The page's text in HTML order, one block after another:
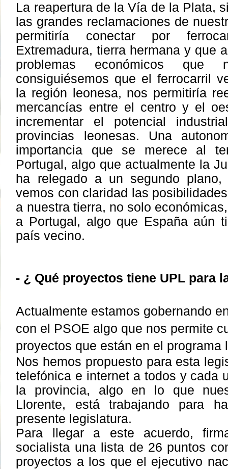
La reapertura de la Vía de la Plata,
las grandes reclamaciones de
permitiría conectar por
Extremadura, tierra hermana y que
problemas económicos que
consiguiésemos que el ferrocarril
la región leonesa, nos permitiría
mercancías entre el centro y el
incrementar el potencial
provincias leonesas. Una
importancia que se merece al
Portugal, algo que actualmente la
ha relegado a un segundo plano,
vemos con claridad las
a nuestra tierra, no solo
a Portugal, algo que España aún
país vecino.
- ¿ Qué proyectos tiene UPL para
Actualmente estamos gobernando
con el PSOE algo que nos permite
proyectos que están en el programa
Nos hemos propuesto para esta
telefónica e internet a todos y cada
la provincia, algo en lo que
Llorente, está trabajando para
presente legislatura.
Para llegar a este acuerdo,
socialista una lista de 26 puntos
proyectos a los que el ejecutivo